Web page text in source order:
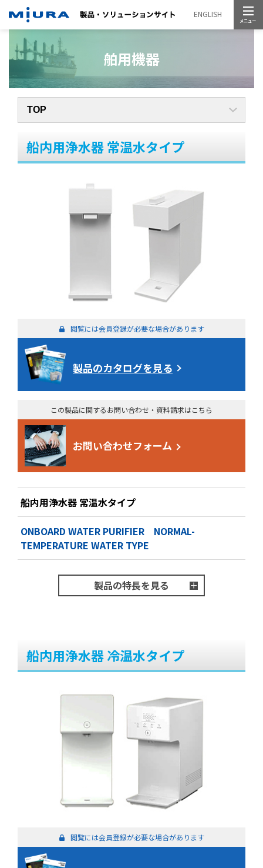
ENGLISH
舶用機器
船内用浄水器 常温水タイプ
閲覧には会員登録が必要な場合があります
製品のカタログを見る
この製品に関するお問い合わせ・資料請求はこちら
お問い合わせフォーム
船内用浄水器 常温水タイプ
ONBOARD WATER PURIFIER NORMAL-
TEMPERATURE WATER TYPE
製品の特長を見る
船内用浄水器 冷温水タイプ
閲覧には会員登録が必要な場合があります